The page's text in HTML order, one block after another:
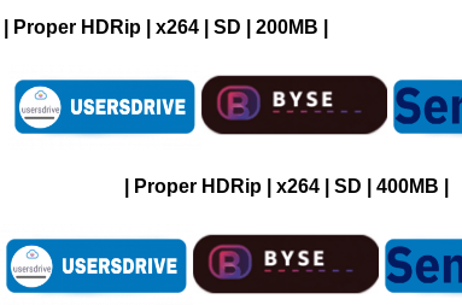
| SD | 200MB |
| Proper HDRip | x264 | SD | 400MB |